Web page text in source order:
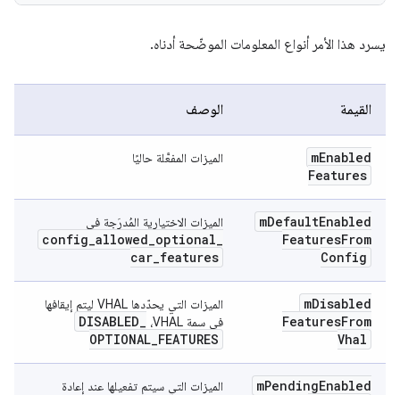
يسرد هذا الأمر أنواع المعلومات الموضّحة أدناه.
القيمة الوصف
mEnabled
Features
الميزات المفعَّلة حاليًا
mDefaultEnabled
FeaturesFrom
Config
الميزات الاختيارية المُدرَجة في
config_allowed_optional_
car_features
mDisabled
FeaturesFrom
Vhal
الميزات التي يحدّدها VHAL ليتم إيقافها
في سمة VHAL،
DISABLED_
OPTIONAL_FEATURES
mPendingEnabled
الميزات التي سيتم تفعيلها عند إعادة